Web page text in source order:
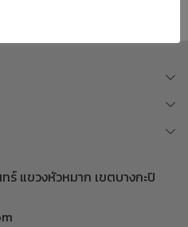
แขวงหัวหมาก เขตบางกะปิ